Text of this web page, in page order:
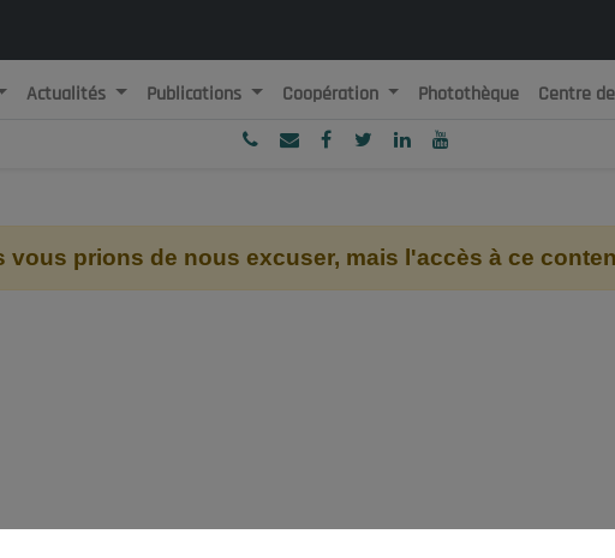
République Algérienne Démocratique et Populaire
Actualités Publications Coopération Photothèque Centre
vous prions de nous excuser, mais l'accès à ce